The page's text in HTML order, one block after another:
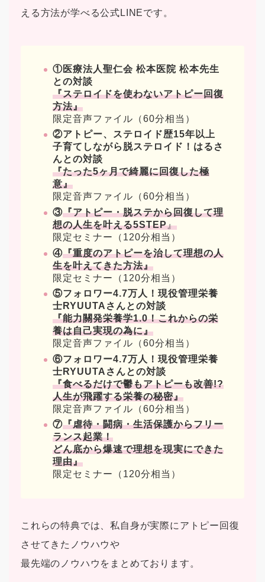
える方法が学べる公式LINEです。
①医療法人聖仁会 松本医院 松本先生
との対談
『ステロイドを使わないアトピー回復
方法』
限定音声ファイル（60分相当）
②アトピー、ステロイド歴15年以上
子育てしながら脱ステロイド！はるさ
んとの対談
『たった5ヶ月で綺麗に回復した極
意』
限定音声ファイル（60分相当）
③『アトピー・脱ステから回復して理
想の人生を叶える5STEP』
限定セミナー（120分相当）
④『重度のアトピーを治して理想の人
生を叶えてきた方法』
限定セミナー（120分相当）
⑤フォロワー4.7万人！現役管理栄養
士RYUUTAさんとの対談
『能力關発栄養学1.0！これからの栄
養は自己実現の為に』
限定音声ファイル（60分相当）
⑥フォロワー4.7万人！現役管理栄養
士RYUUTAさんとの対談
『食べるだけで鬱もアトピーも改善!?
人生が飛躍する栄養の秘密』
限定音声ファイル（60分相当）
⑦『虐待・闘病・生活保護からフリー
ランス起業！
どん底から爆速で理想を現実にできた
理由』
限定セミナー（120分相当）
これらの特典では、私自身が実際にアトピー回復
させてきたノウハウや
最先端のノウハウをまとめております。